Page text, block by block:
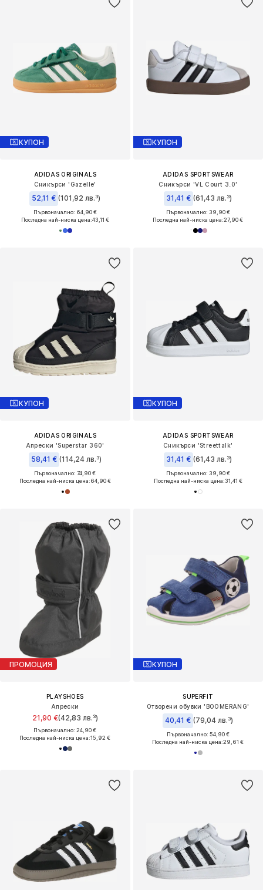
КУПОН
ADIDAS ORIGINALS
Сникърси 'Gazelle'
52,11 € (101,92 лв.³)
Първоначално: 64,90 €
Последна най-ниска цена:43,11 €
КУПОН
ADIDAS SPORTSWEAR
Сникърси 'VL Court 3.0'
31,41 € (61,43 лв.³)
Първоначално: 39,90 €
Последна най-ниска цена:27,90 €
КУПОН
ADIDAS ORIGINALS
Апрески 'Superstar 360'
58,41 € (114,24 лв.³)
Първоначално: 74,90 €
Последна най-ниска цена:64,90 €
КУПОН
ADIDAS SPORTSWEAR
Сникърси 'Streettalk'
31,41 € (61,43 лв.³)
Първоначално: 39,90 €
Последна най-ниска цена:31,41 €
ПРОМОЦИЯ
PLAYSHOES
Апрески
21,90 €(42,83 лв.³)
Първоначално: 24,90 €
Последна най-ниска цена:15,92 €
КУПОН
SUPERFIT
Отворени обувки 'BOOMERANG'
40,41 € (79,04 лв.³)
Първоначално: 54,90 €
Последна най-ниска цена:29,61 €